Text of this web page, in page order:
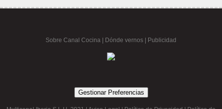
Sobre Canal Cocina Dónde vernos | Publicidad
Gestionar Preferencias